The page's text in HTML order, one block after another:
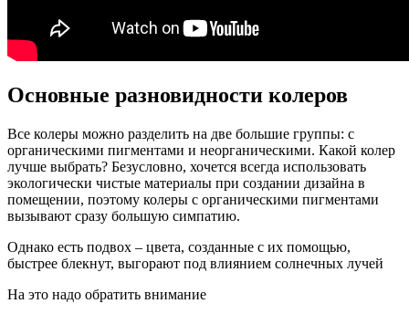
Основные разновидности колеров
Все колеры можно разделить на две большие группы: с
органическими пигментами и неорганическими. Какой колер
лучше выбрать? Безусловно, хочется всегда использовать
экологически чистые материалы при создании дизайна в
помещении, поэтому колеры с органическими пигментами
вызывают сразу большую симпатию.
Однако есть подвох – цвета, созданные с их помощью,
быстрее блекнут, выгорают под влиянием солнечных лучей
На это надо обратить внимание